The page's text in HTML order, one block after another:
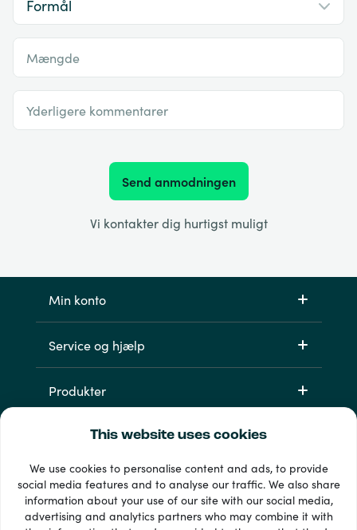
This website uses cookies
We use cookies to personalise content and ads, to provide
social media features and to analyse our traffic. We also share
information about your use of our site with our social media,
advertising and analytics partners who may combine it with
Mængde
Yderligere kommentarer
Send anmodningen
Vi kontakter dig hurtigst muligt
Min konto
Service og hjælp
Produkter